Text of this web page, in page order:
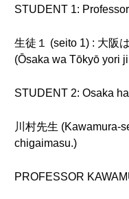
STUDENT 1:
生徒１ (seito 1) : 大阪
(Ōsaka wa Tōkyō yori
STUDENT 2: Osaka
川村先生 (Kawamura-
chigaimasu.)
PROFESSOR